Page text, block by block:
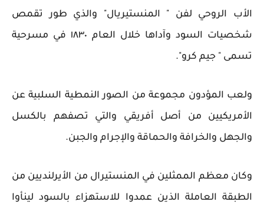
الأب الروحي لفن " المنستيريال" والذي طور تقمص
شخصيات السود وآداها خلال العام ١٨٣٠ في مسرحية
تسمى " جيم كرو".
ولعب المؤدون مجموعة من الصور النمطية السلبية عن
الأمريكيين من أصل أفريقي والتي تصفهم بالكسل
والجهل والخرافة والحماقة والإجرام والجبن.
وكان معظم الممثلين في المنستيرال من الأيرلنديين من
الطبقة العاملة الذين عمدوا للاستهزاء بالسود لينأوا